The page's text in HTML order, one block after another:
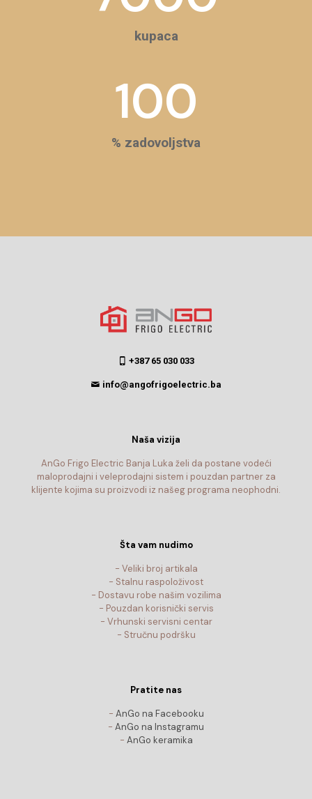
kupaca
100
% zadovoljstva
+387 65 030 033
info@angofrigoelectric.ba
Naša vizija
AnGo Frigo Electric Banja Luka želi da postane vodeći
maloprodajni i veleprodajni sistem i pouzdan partner za
klijente kojima su proizvodi iz našeg programa neophodni.
Šta vam nudimo
- Veliki broj artikala
- Stalnu raspoloživost
- Dostavu robe našim vozilima
- Pouzdan korisnički servis
- Vrhunski servisni centar
- Stručnu podršku
Pratite nas
- AnGo na Facebooku
- AnGo na Instagramu
- AnGo keramika